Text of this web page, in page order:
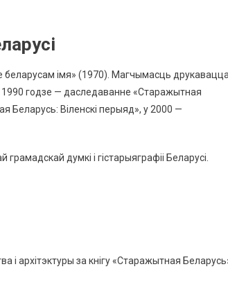
беларусам імя» (1970). Магчымасць
1990 годзе — даследаванне «Старажытная
Беларусь: Віленскі перыяд», у 2000 —
думкі і гістарыяграфіі Беларусі.
і архітэктуры за кнігу «Старажытная